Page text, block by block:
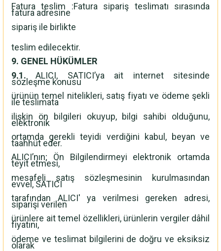
Fatura teslim :Fatura sipariş teslimatı sırasında
fatura adresine
sipariş ile birlikte
teslim edilecektir.
9. GENEL HÜKÜMLER
9.1. ALICI, SATICI’ya ait internet sitesinde
sözleşme konusu
ürünün temel nitelikleri, satış fiyatı ve ödeme şekli
ile teslimata
ilişkin ön bilgileri okuyup, bilgi sahibi olduğunu,
elektronik
ortamda gerekli teyidi verdiğini kabul, beyan ve
taahhüt eder.
ALICI’nın; Ön Bilgilendirmeyi elektronik ortamda
teyit etmesi,
mesafeli satış sözleşmesinin kurulmasından
evvel, SATICI
tarafından ALICI' ya verilmesi gereken adresi,
siparişi verilen
ürünlere ait temel özellikleri, ürünlerin vergiler dâhil
fiyatını,
ödeme ve teslimat bilgilerini de doğru ve eksiksiz
olarak